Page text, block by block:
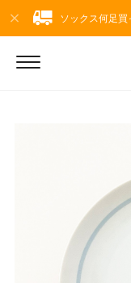
ソックス何足買